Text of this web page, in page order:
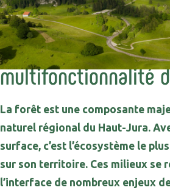
biodiversité
»Promouvoir la multifonctionnalité
Promouvoir la
multifonctionnalité
La forêt est une composante
naturel régional du Haut-Jura.
surface, c’est l’écosystème le
sur son territoire. Ces milieux se
l’interface de nombreux enjeux